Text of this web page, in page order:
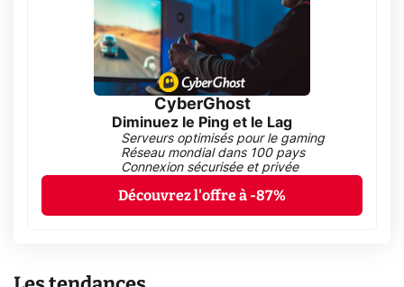
CyberGhost
Diminuez le Ping et le Lag
Serveurs optimisés pour le gaming
Réseau mondial dans 100 pays
Connexion sécurisée et privée
Découvrez l'offre à -87%